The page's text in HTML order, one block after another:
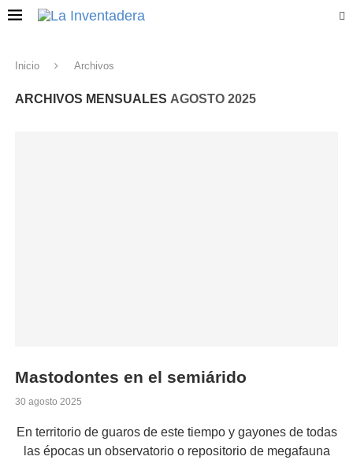
Inicio Archivos
ARCHIVOS MENSUALES AGOSTO 2025
Mastodontes en el semiárido
30 agosto 2025
En territorio de guaros de este tiempo y gayones de todas
las épocas un observatorio o repositorio de megafauna